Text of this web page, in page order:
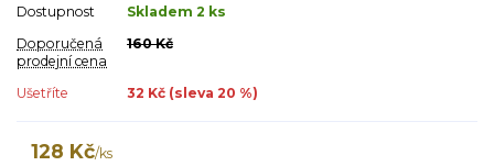
Dostupnost
Skladem 2 ks
Doporučená
prodejní cena
160 Kč
Ušetříte 32 Kč (sleva 20 %)
128 Kč/ks